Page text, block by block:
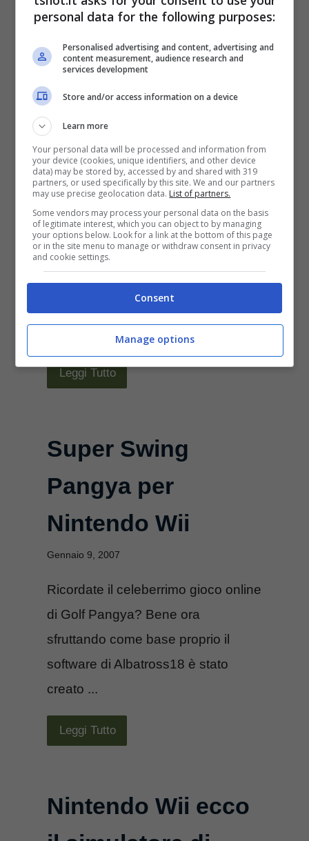
Mini Golf è un titolo che è pensato ...
Leggi Tutto
Everybody’s Golf 5
per PS3
Luglio 3, 2007
[galleria id=”62″]Non lasciatevi
ingannare dalla grafica un po’
cartoon che potrebbe profumare
questo gioco di infanzia:
Leggi Tutto
Super Swing
Pangya per
Nintendo Wii
Gennaio 9, 2007
Ricordate il celeberrimo gioco online
di Golf Pangya? Bene ora
sfruttando come base proprio il
software di Albatross18 è stato
creato ...
Leggi Tutto
Nintendo Wii ecco
personal data for the following purposes:
Personalised advertising and content, advertising and
content measurement, audience research and
services development
Store and/or access information on a device
Learn more
Your personal data will be processed and information from
your device (cookies, unique identifiers, and other device
data) may be stored by, accessed by and shared with 319
partners, or used specifically by this site. We and our partners
may use precise geolocation data. List of partners.
Some vendors may process your personal data on the basis
of legitimate interest, which you can object to by managing
your options below. Look for a link at the bottom of this page
or in the site menu to manage or withdraw consent in privacy
and cookie settings.
Consent
Manage options